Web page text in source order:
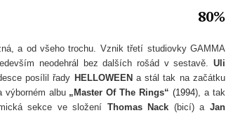
80%
a od všeho trochu. Vznik třetí studiovky GAMMA
neodehrál bez dalších rošád v sestavě.Uli
posílil řady HELLOWEEN a stál tak na začátku
výborném albu „Master Of The Rings“ (1994), a tak
sekce ve složení Thomas Nack (bicí) aJan